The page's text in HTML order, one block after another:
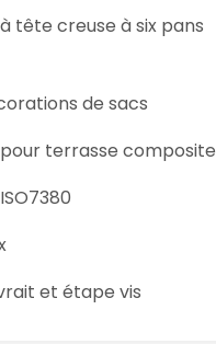
tête creuse à six pans
de sacs
terrasse composite
et étape vis